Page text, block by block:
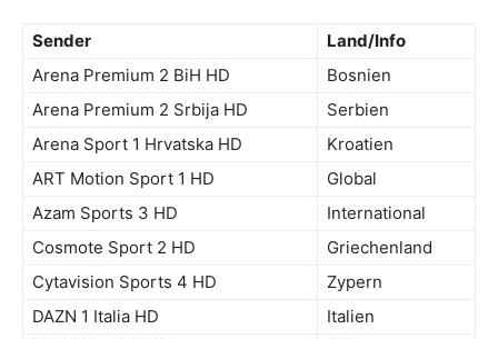
Sender
Land/Info
Arena Premium 2 BiH HD
Bosnien
Arena Premium 2 Srbija HD
Serbien
Arena Sport 1 Hrvatska HD
Kroatien
ART Motion Sport 1 HD
Global
Azam Sports 3 HD
International
Cosmote Sport 2 HD
Griechenland
Cytavision Sports 4 HD
Zypern
DAZN 1 Italia HD
Italien